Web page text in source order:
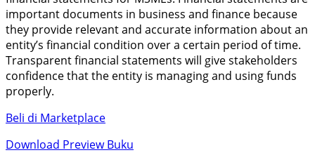
important documents in business and finance because
they provide relevant and accurate information about an
entity’s financial condition over a certain period of time.
Transparent financial statements will give stakeholders
confidence that the entity is managing and using funds
properly.
Beli di Marketplace
Download Preview Buku